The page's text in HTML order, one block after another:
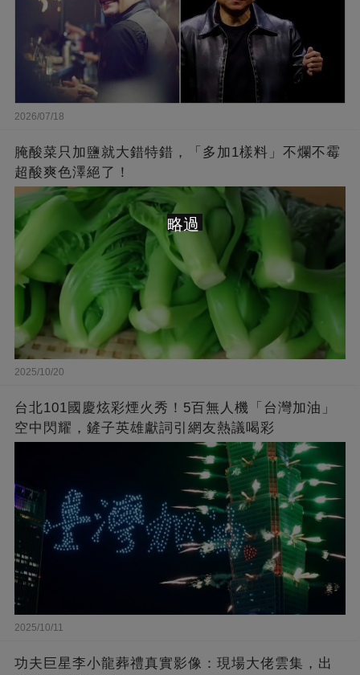
2026/07/18
腌酸菜只加鹽就大錯特錯，「多加1樣料」不爛不霉
超酸爽色澤絕了！
2025/10/20
台北101國慶炫彩煙火秀！5百無人機「台灣加油」
空中閃耀，鏟子英雄獻詞引網友熱議喝彩
2025/10/11
功夫巨星李小龍葬禮真實影像：現場大佬雲集，出
略過